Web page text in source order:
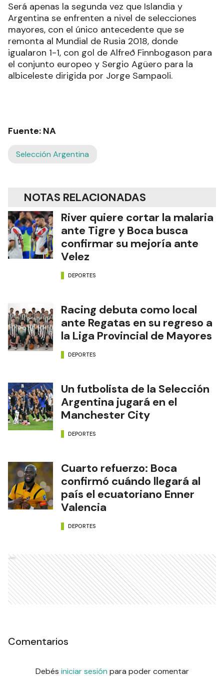
Será apenas la segunda vez que Islandia y
Argentina se enfrenten a nivel de selecciones
mayores, con el único antecedente que se
remonta al Mundial de Rusia 2018, donde
igualaron 1-1, con gol de Alfreð Finnbogason para
el conjunto europeo y Sergio Agüero para la
albiceleste dirigida por Jorge Sampaoli.
Fuente: NA
Selección Argentina
NOTAS RELACIONADAS
River quiere cortar la malaria
ante Tigre y Boca busca
confirmar su mejoría ante
Velez
DEPORTES
Racing debuta como local
ante Regatas en su regreso a
la Liga Provincial de Mayores
DEPORTES
Un futbolista de la Selección
Argentina jugará en el
Manchester City
DEPORTES
Cuarto refuerzo: Boca
confirmó cuándo llegará al
país el ecuatoriano Enner
Valencia
DEPORTES
Ads
Comentarios
Debés iniciar sesión para poder comentar